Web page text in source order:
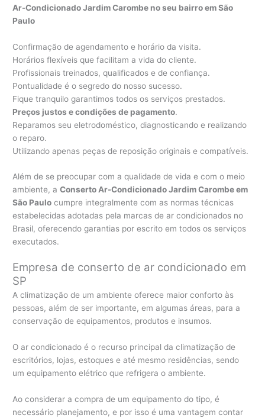
Ar-Condicionado Jardim Carombe no seu bairro em São
Paulo
Confirmação de agendamento e horário da visita.
Horários flexíveis que facilitam a vida do cliente.
Profissionais treinados, qualificados e de confiança.
Pontualidade é o segredo do nosso sucesso.
Fique tranquilo garantimos todos os serviços prestados.
Preços justos e condições de pagamento.
Reparamos seu eletrodoméstico, diagnosticando e realizando
o reparo.
Utilizando apenas peças de reposição originais e compatíveis.
Além de se preocupar com a qualidade de vida e com o meio
ambiente, aConserto Ar-Condicionado Jardim Carombe em
São Paulo cumpre integralmente com as normas técnicas
estabelecidas adotadas pela marcas de ar condicionados no
Brasil, oferecendo garantias por escrito em todos os serviços
executados.
Empresa de conserto de ar condicionado em
SP
A climatização de um ambiente oferece maior conforto às
pessoas, além de ser importante, em algumas áreas, para a
conservação de equipamentos, produtos e insumos.
O ar condicionado é o recurso principal da climatização de
escritórios, lojas, estoques e até mesmo residências, sendo
um equipamento elétrico que refrigera o ambiente.
Ao considerar a compra de um equipamento do tipo, é
necessário planejamento, e por isso é uma vantagem contar